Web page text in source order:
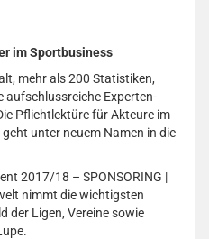
im Sportbusiness
mehr als 200 Statistiken,
aufschlussreiche Experten-
Pflichtlektüre für Akteure im
unter neuem Namen in die
2017/18 – SPONSORING |
nimmt die wichtigsten
der Ligen, Vereine sowie